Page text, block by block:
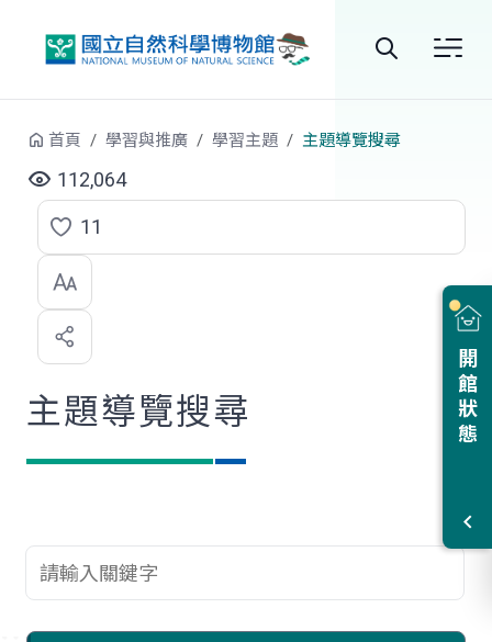
站
尋
開館狀態
首頁 學習與推廣 學習主題 主題導覽搜尋
112,064
點
選
喜
歡
11
主題導覽搜尋
查詢關鍵字